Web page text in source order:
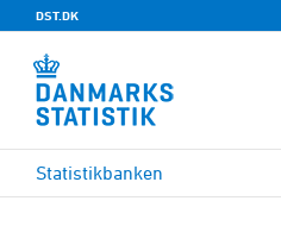
DST.DK
Statistikbanken